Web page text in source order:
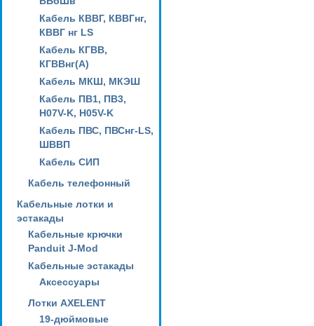
Кабель КВВГ, КВВГнг,
КВВГ нг LS
Кабель КГВВ,
КГВВнг(А)
Кабель МКШ, МКЭШ
Кабель ПВ1, ПВ3,
H07V-K, H05V-K
Кабель ПВС, ПВСнг-LS,
ШВВП
Кабель СИП
Кабель телефонный
Кабельные лотки и
эстакады
Кабельные крючки
Panduit J-Mod
Кабельные эстакады
Аксессуары
Лотки AXELENT
19-дюймовые